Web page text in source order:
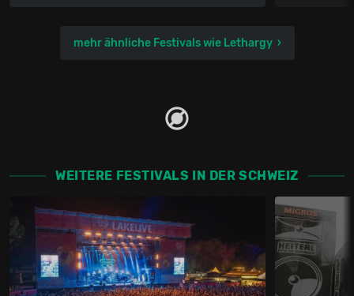
mehr ähnliche Festivals wie Lethargy
WEITERE FESTIVALS IN DER SCHWEIZ